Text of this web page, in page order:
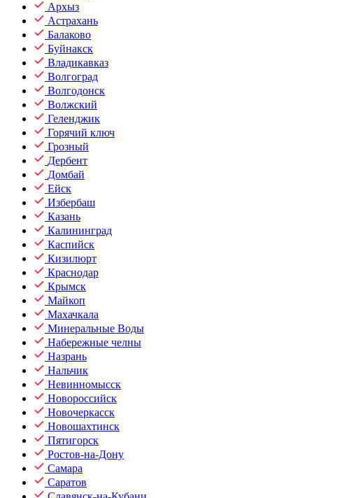
Архыз
Астрахань
Балаково
Буйнакск
Владикавказ
Волгоград
Волгодонск
Волжский
Геленджик
Горячий ключ
Грозный
Дербент
Домбай
Ейск
Избербаш
Казань
Калининград
Каспийск
Кизилюрт
Краснодар
Крымск
Майкоп
Махачкала
Минеральные Воды
Набережные челны
Назрань
Нальчик
Невинномысск
Новороссийск
Новочеркасск
Новошахтинск
Пятигорск
Ростов-на-Дону
Самара
Саратов